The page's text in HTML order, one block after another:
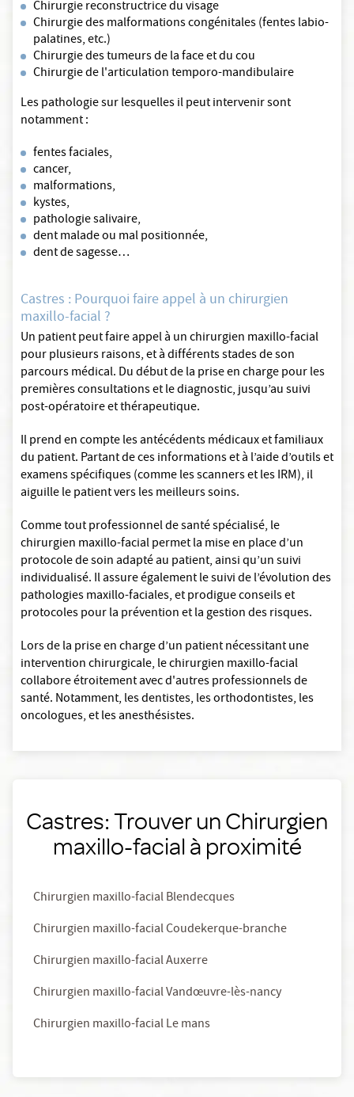
Chirurgie reconstructrice du visage
Chirurgie des malformations congénitales (fentes labio-
palatines, etc.)
Chirurgie des tumeurs de la face et du cou
Chirurgie de l'articulation temporo-mandibulaire
Les pathologie sur lesquelles il peut intervenir sont
notamment :
fentes faciales,
cancer,
malformations,
kystes,
pathologie salivaire,
dent malade ou mal positionnée,
dent de sagesse…
Castres : Pourquoi faire appel à un chirurgien
maxillo-facial ?
Un patient peut faire appel à un chirurgien maxillo-facial
pour plusieurs raisons, et à différents stades de son
parcours médical. Du début de la prise en charge pour les
premières consultations et le diagnostic, jusqu’au suivi
post-opératoire et thérapeutique.
Il prend en compte les antécédents médicaux et familiaux
du patient. Partant de ces informations et à l’aide d’outils et
examens spécifiques (comme les scanners et les IRM), il
aiguille le patient vers les meilleurs soins.
Comme tout professionnel de santé spécialisé, le
chirurgien maxillo-facial permet la mise en place d’un
protocole de soin adapté au patient, ainsi qu’un suivi
individualisé. Il assure également le suivi de l’évolution des
pathologies maxillo-faciales, et prodigue conseils et
protocoles pour la prévention et la gestion des risques.
Lors de la prise en charge d’un patient nécessitant une
intervention chirurgicale, le chirurgien maxillo-facial
collabore étroitement avec d'autres professionnels de
santé. Notamment, les dentistes, les orthodontistes, les
oncologues, et les anesthésistes.
Castres: Trouver un Chirurgien
maxillo-facial à proximité
Chirurgien maxillo-facial Blendecques
Chirurgien maxillo-facial Coudekerque-branche
Chirurgien maxillo-facial Auxerre
Chirurgien maxillo-facial Vandœuvre-lès-nancy
Chirurgien maxillo-facial Le mans